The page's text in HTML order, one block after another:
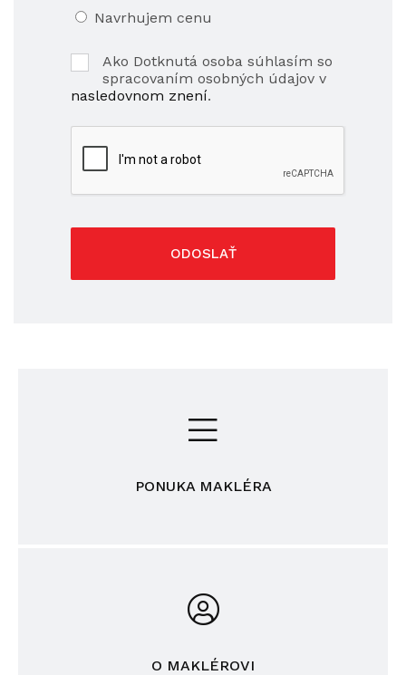
Navrhujem cenu
Ako Dotknutá osoba súhlasím so
spracovaním osobných údajov v
nasledovnom znení.
ODOSLAŤ
PONUKA MAKLÉRA
O MAKLÉROVI